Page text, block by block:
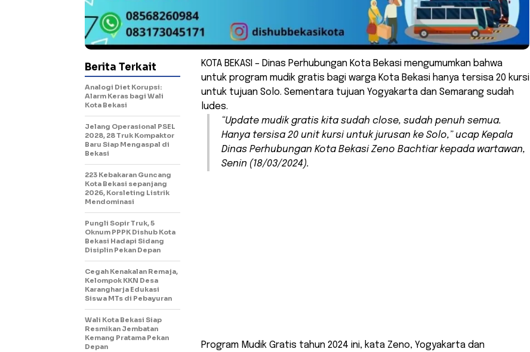
KOTA BEKASI – Dinas Perhubungan Kota Bekasi mengumumkan bahwa
untuk program mudik gratis bagi warga Kota Bekasi hanya tersisa 20 kursi
untuk tujuan Solo. Sementara tujuan Yogyakarta dan Semarang sudah
ludes.
“Update mudik gratis kita sudah close, sudah penuh semua.
Hanya tersisa 20 unit kursi untuk jurusan ke Solo,” ucap Kepala
Dinas Perhubungan Kota Bekasi Zeno Bachtiar kepada wartawan,
Senin (18/03/2024).
Program Mudik Gratis tahun 2024 ini, kata Zeno, Yogyakarta dan
Berita Terkait
Analogi Diet Korupsi:
Alarm Keras bagi Wali
Kota Bekasi
Jelang Operasional PSEL
2028, 28 Truk Kompaktor
Baru Siap Mengaspal di
Bekasi
223 Kebakaran Guncang
Kota Bekasi sepanjang
2026, Korsleting Listrik
Mendominasi
Pungli Sopir Truk, 5
Oknum PPPK Dishub Kota
Bekasi Hadapi Sidang
Disiplin Pekan Depan
Cegah Kenakalan Remaja,
Kelompok KKN Desa
Karangharja Edukasi
Siswa MTs di Pebayuran
Wali Kota Bekasi Siap
Resmikan Jembatan
Kemang Pratama Pekan
Depan